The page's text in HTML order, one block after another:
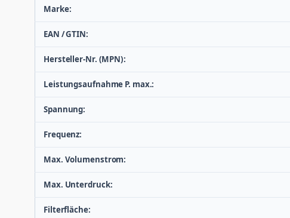
Marke:
EAN / GTIN:
Hersteller-Nr. (MPN):
Leistungsaufnahme P. max.:
Spannung:
Frequenz:
Max. Volumenstrom:
Max. Unterdruck:
Filterfläche: